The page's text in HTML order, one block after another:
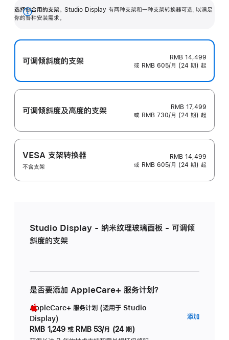
选择你合用的支架。 Studio Display 有两种支架和一种支架转换器可选，以满足
你的各种安装需求。
展
可调倾斜度的支架
RMB 14,499
或 RMB 605/月 (24 期) 起
可调倾斜度及高‍度的支‍架
RMB 17,499
或 RMB 730/月 (24 期) 起
VESA 支架转换器
不含支架
RMB 14,499
或 RMB 605/月 (24 期) 起
Studio Display - 纳米纹理玻璃面板 - 可调倾
斜度的支架
是否要添加 AppleCare+ 服务计划？
AppleCare+ 服务计划 (适用于 Studio
Display)
RMB 1,249 或 RMB 53/月 (24 期)
添加